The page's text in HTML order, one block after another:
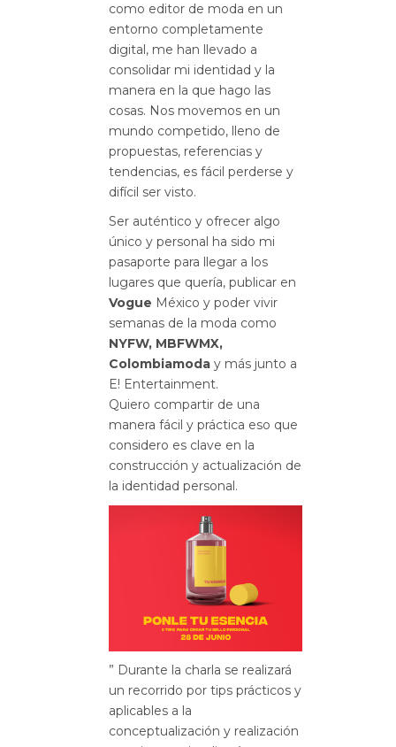
como editor de moda en un
entorno completamente
digital, me han llevado a
consolidar mi identidad y la
manera en la que hago las
cosas. Nos movemos en un
mundo competido, lleno de
propuestas, referencias y
tendencias, es fácil perderse y
difícil ser visto.
Ser auténtico y ofrecer algo
único y personal ha sido mi
pasaporte para llegar a los
lugares que quería, publicar en
Vogue México y poder vivir
semanas de la moda como
NYFW, MBFWMX,
Colombiamoda y más junto a
E! Entertainment.
Quiero compartir de una
manera fácil y práctica eso que
considero es clave en la
construcción y actualización de
la identidad personal.
” Durante la charla se realizará
un recorrido por tips prácticos y
aplicables a la
conceptualización y realización